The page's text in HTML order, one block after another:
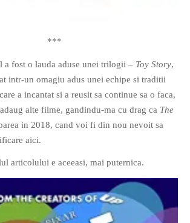
***
a fost o lauda aduse unei trilogii – Toy Story,
intr-un omagiu adus unei echipe si traditii
a incantat si a reusit sa continue sa o faca,
alte filme, gandindu-ma cu drag ca The
in 2018, cand voi fi din nou nevoit sa
aici.
articolului e aceeasi, mai puternica.